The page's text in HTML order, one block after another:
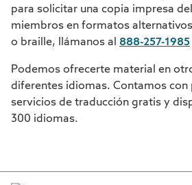
para solicitar una copia impresa
miembros en formatos
o braille, llámanos al 888-257-1985
Podemos ofrecerte material en
diferentes idiomas. Contamos con
servicios de traducción gratis y
300 idiomas.